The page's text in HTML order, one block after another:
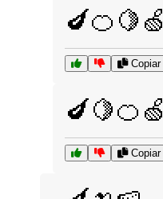
🍆🍊🍋🍏
Copiar
🍆🍋🍊🍏
Copiar